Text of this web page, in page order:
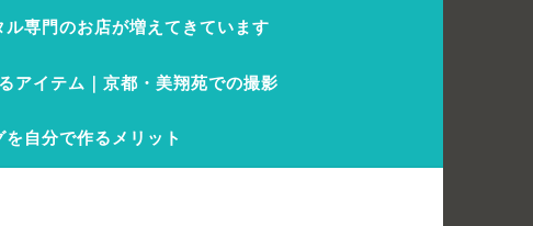
専門のお店が増えてきています
アイテム｜京都・美翔苑での撮影
自分で作るメリット